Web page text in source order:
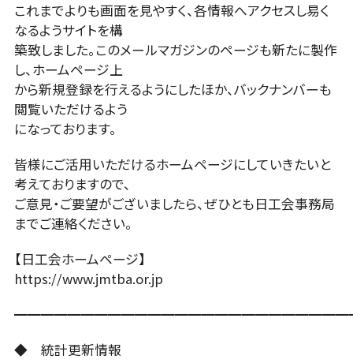
これまでよりも画面を見やすく、各情報へアクセスし易く
なるようサイトを構
築致しました。このメールマガジンのページも新たに製作
し、ホームページ上
から新規登録を行えるようにしたほか、バックナンバーも
閲覧いただけるよう
になっております。
皆様にご活用いただけるホームページにしていきたいと
考えておりますので、
ご意見・ご要望がございましたら、ぜひとも日工会事務局
までご連絡ください。
【日工会ホームページ】
https://www.jmtba.or.jp
◆ 統計更新情報